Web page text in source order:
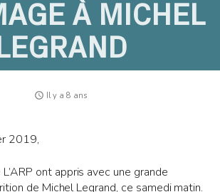
À MICHEL
LEGRAND
access_time Il y a 8 ans
2019,
ont appris avec une grande
de Michel Legrand, ce samedi matin.